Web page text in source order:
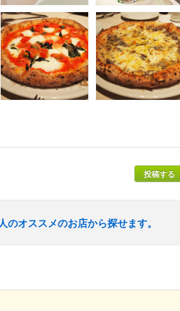
投稿する
オススメのお店から探せます。